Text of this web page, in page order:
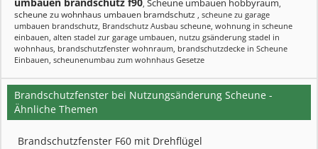
, Scheune umbauen hobbyraum,
scheune zu wohnhaus umbauen bramdschutz , scheune zu garage
umbauen brandschutz, Brandschutz Ausbau scheune, wohnung in scheune
einbauen, alten stadel zur garage umbauen, nutzu gsänderung stadel in
wohnhaus, brandschutzfenster wohnraum, brandschutzdecke in Scheune
Einbauen, scheunenumbau zum wohnhaus Gesetze
Brandschutzfenster bei Nutzungsänderung Scheune -
Ähnliche Themen
Brandschutzfenster F60 mit Drehflügel